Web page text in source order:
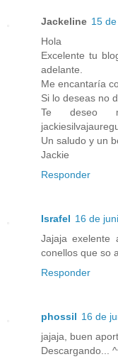
Jackeline 15
Hola
Excelente tu
adelante.
Me encantaría
Si lo deseas no
Te deseo
Un saludo y un
Jackie
Responder
Israfel 16 de
Jajaja exelente
conellos que so
Responder
phossil 16 de
jajaja, buen
Descargando...